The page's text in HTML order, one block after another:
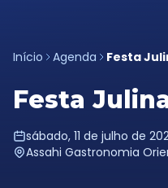
Início
Cidade
Início Agenda Festa
Festa
sábado, 11 de julho de
Assahi Gastronomia